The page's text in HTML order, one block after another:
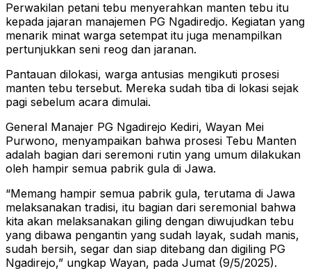
Perwakilan petani tebu menyerahkan manten tebu itu
kepada jajaran manajemen PG Ngadiredjo. Kegiatan yang
menarik minat warga setempat itu juga menampilkan
pertunjukkan seni reog dan jaranan.
Pantauan dilokasi, warga antusias mengikuti prosesi
manten tebu tersebut. Mereka sudah tiba di lokasi sejak
pagi sebelum acara dimulai.
General Manajer PG Ngadirejo Kediri, Wayan Mei
Purwono, menyampaikan bahwa prosesi Tebu Manten
adalah bagian dari seremoni rutin yang umum dilakukan
oleh hampir semua pabrik gula di Jawa.
“Memang hampir semua pabrik gula, terutama di Jawa
melaksanakan tradisi, itu bagian dari seremonial bahwa
kita akan melaksanakan giling dengan diwujudkan tebu
yang dibawa pengantin yang sudah layak, sudah manis,
sudah bersih, segar dan siap ditebang dan digiling PG
Ngadirejo,” ungkap Wayan, pada Jumat (9/5/2025).